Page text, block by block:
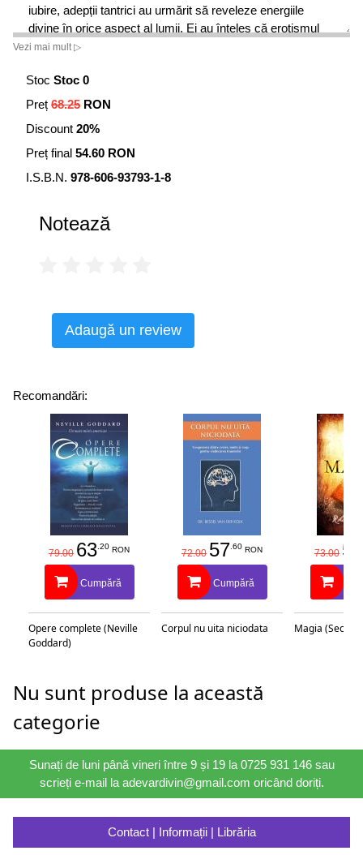
iubire, adepții tantrici au urmărit să reveleze energiile
divine în orice aspect al lumii. Ei au înțeles că erotismul
debordant exprimat de Yoni-ul unei femei frumoase,
transfigurare profundă, într-un redutabil instrument prin
care să putem lăsa în urmă lumea manifestată și să
Vezi mai mult ▷
Stoc Stoc 0
Preț 68.25 RON
Discount 20%
Preț final 54.60 RON
I.S.B.N. 978-606-93793-1-8
Notează
Adaugă un review
Recomandări:
79.00 63.20 RON
Cumpără
Opere complete (Neville
Goddard)
72.00 57.60 RON
Cumpără
Corpul nu uita niciodata
73.00 58
Magia
Nu sunt produse la această
categorie
Sunați de luni până vineri între 9 și 19 la 0725 931 146 sau
scrieți e-mail la adevardivin@gmail.com oricând doriți.
Contact | Informații | Librăria